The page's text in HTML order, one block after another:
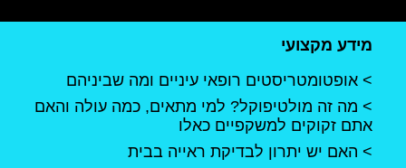
מידע מקצועי
אופטומטריסטים רופאי עיניים ומה שביניהם
מה זה מולטיפוקל? למי מתאים, כמה עולה והאם
אתם זקוקים למשקפיים כאלו
האם יש יתרון לבדיקת ראייה בבית